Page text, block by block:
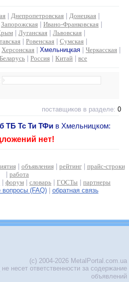
Днепропетровская Донецкая
Запорожская Ивано-Франковская
Луганская Львовская
Ровенская Сумская
Херсонская Хмельницкая Черкасская
Беларусь Россия Китай все
поставщиков в разделе: 0
ТБ Тс Ти ТФи в Хмельницком:
нет!
| объявления| рейтинг| прайс-строки
работа
форум словарь ГОСТы
партнеры
вопросы (FAQ)| обратная связь
(c) 2004-2026 MetalPortal.com.ua
не несет ответственности за содержание
объявлений